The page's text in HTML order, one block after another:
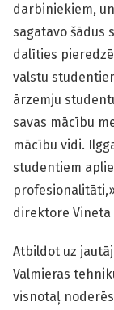
darbiniekiem,
sagatavo šādus
dalīties
valstu
ārzemju
savas mācību
mācību vidi.
studentiem
direktore Vineta
Atbildot uz
Valmieras
visnotaļ